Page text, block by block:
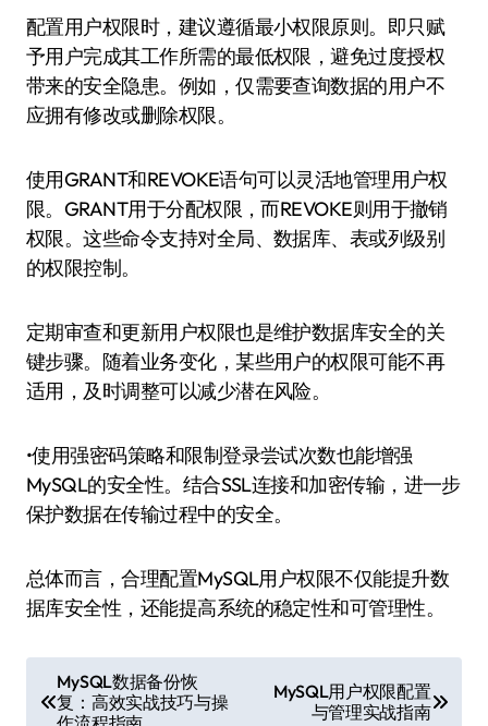
配置用户权限时，建议遵循最小权限原则。即只赋
予用户完成其工作所需的最低权限，避免过度授权
带来的安全隐患。例如，仅需要查询数据的用户不
应拥有修改或删除权限。
使用GRANT和REVOKE语句可以灵活地管理用户权
限。GRANT用于分配权限，而REVOKE则用于撤销
权限。这些命令支持对全局、数据库、表或列级别
的权限控制。
定期审查和更新用户权限也是维护数据库安全的关
键步骤。随着业务变化，某些用户的权限可能不再
适用，及时调整可以减少潜在风险。
•使用强密码策略和限制登录尝试次数也能增强
MySQL的安全性。结合SSL连接和加密传输，进一步
保护数据在传输过程中的安全。
总体而言，合理配置MySQL用户权限不仅能提升数
据库安全性，还能提高系统的稳定性和可管理性。
章
MySQL数据备份恢
复：高效实战技巧与操
MySQL用户权限配置
与管理实战指南